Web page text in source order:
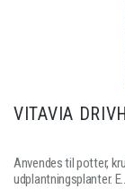
VITAVIA
Anvendes til potter,
udplantningsplanter.